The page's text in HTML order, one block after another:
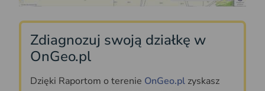
Zdiagnozuj swoją działkę w
OnGeo.pl
Dzięki Raportom o terenie OnGeo.pl zyskasz